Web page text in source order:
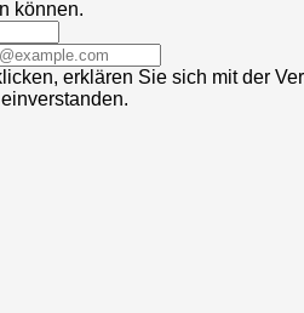
können.
erklären Sie sich mit der
einverstanden.